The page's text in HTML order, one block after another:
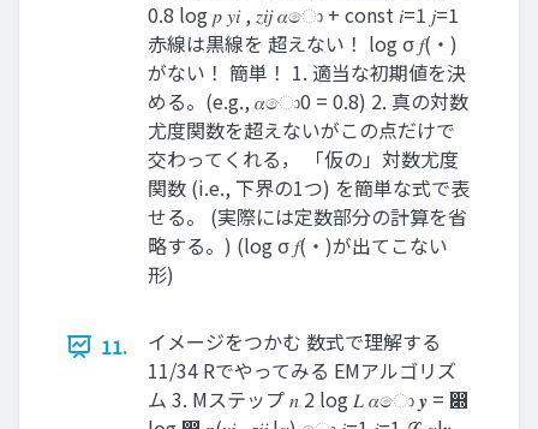
0.8 log 𝑝 𝑦𝑖 , 𝑧𝑖𝑗 𝛼ො + const 𝑖=1 𝑗=1
赤線は黒線を 超えない！ log σ 𝑓(・)
がない！ 簡単！ 1. 適当な初期値を決
める。(e.g., 𝛼ො0 = 0.8) 2. 真の対数
尤度関数を超えないがこの点だけで
交わってくれる， 「仮の」対数尤度
関数 (i.e., 下界の1つ) を簡単な式で表
せる。 (実際には定数部分の計算を省
略する。) (log σ 𝑓(・)が出てこない
形)
11.
イメージをつかむ 数式で理解する
11/34 Rでやってみる EMアルゴリズ
ム 3. Mステップ 𝑛 2 log 𝐿 𝛼ො 𝒚 = ෍